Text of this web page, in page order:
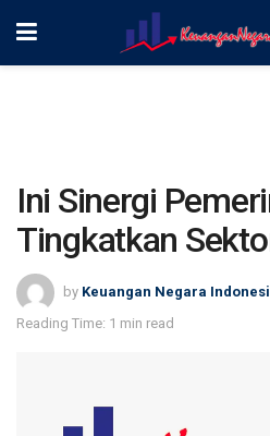
Ini Sinergi
Tingkatkan
by Keuangan Negara
Reading Time: 1 min read